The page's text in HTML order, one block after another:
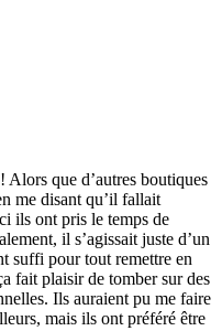
Alors que d’autres boutiques
me disant qu’il fallait
ils ont pris le temps de
il s’agissait juste d’un
suffi pour tout remettre en
fait plaisir de tomber sur des
Ils auraient pu me faire
mais ils ont préféré être